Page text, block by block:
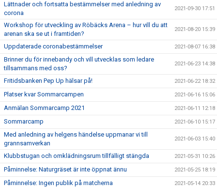
Lättnader och fortsatta bestämmelser med anledning av
corona
2021-09-30 17:51
Workshop för utveckling av Röbäcks Arena – hur vill du att
arenan ska se ut i framtiden?
2021-08-20 15:39
Uppdaterade coronabestämmelser 2021-08-07 16:38
Brinner du för innebandy och vill utvecklas som ledare
tillsammans med oss?
2021-06-23 14:38
Fritidsbanken Pep Up hälsar på! 2021-06-22 18:32
Platser kvar Sommarcampen 2021-06-16 15:06
Anmälan Sommarcamp 2021 2021-06-11 12:18
Sommarcamp 2021-06-10 15:17
Med anledning av helgens händelse uppmanar vi till
grannsamverkan
2021-06-03 15:40
Klubbstugan och omklädningsrum tillfälligt stängda 2021-05-31 10:26
Påminnelse: Naturgräset är inte öppnat ännu 2021-05-25 18:19
Påminnelse: Ingen publik på matcherna 2021-05-14 20:33